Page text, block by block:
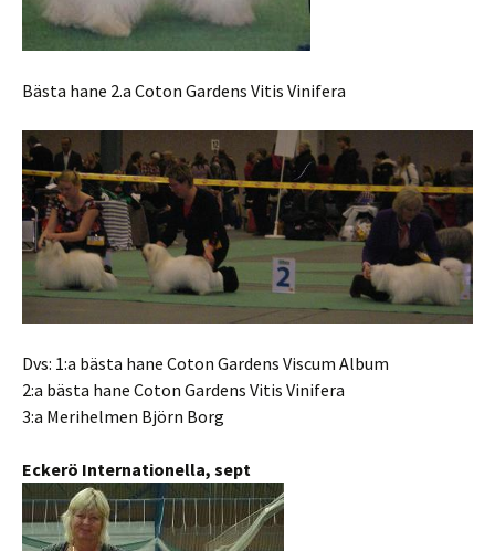
Bästa hane 2.a Coton Gardens Vitis Vinifera
Dvs: 1:a bästa hane Coton Gardens Viscum Album
2:a bästa hane Coton Gardens Vitis Vinifera
3:a Merihelmen Björn Borg
Eckerö Internationella, sept